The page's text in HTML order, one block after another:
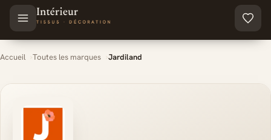
Aller au contenu principal
Accueil Toutes les marques Jardiland